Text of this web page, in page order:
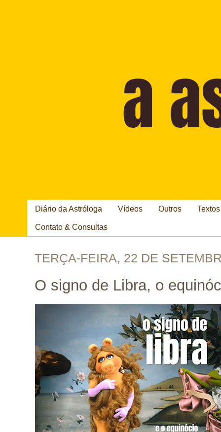
Diário da Astróloga Vídeos Outros
Contato & Consultas
TERÇA-FEIRA, 22 DE
O signo de Libra, o